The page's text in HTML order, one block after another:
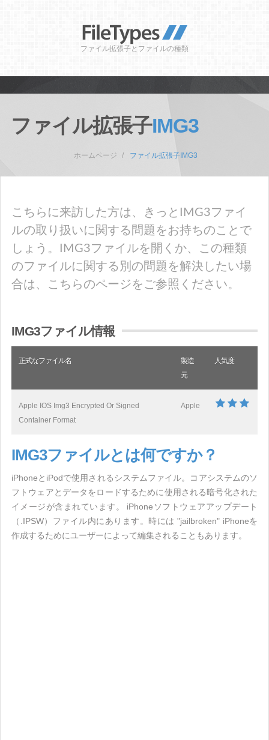
ファイル拡張子とファイルの種類
ファイル拡張子IMG3
ホームページ ファイル拡張子IMG3
こちらに来訪した方は、きっとIMG3ファイ
ルの取り扱いに関する問題をお持ちのことで
しょう。IMG3ファイルを開くか、この種類
のファイルに関する別の問題を解決したい場
合は、こちらのページをご参照ください。
IMG3ファイル情報
正式なファイル名
製造
元
人気度
Apple IOS Img3 Encrypted Or Signed
Container Format
Apple
IMG3ファイルとは何ですか？
iPhoneとiPodで使用されるシステムファイル。コアシステムのソ
フトウェアとデータをロードするために使用される暗号化された
イメージが含まれています。 iPhoneソフトウェアアップデート
（.IPSW）ファイル内にあります。時には "jailbroken" iPhoneを
作成するためにユーザーによって編集されることもあります。